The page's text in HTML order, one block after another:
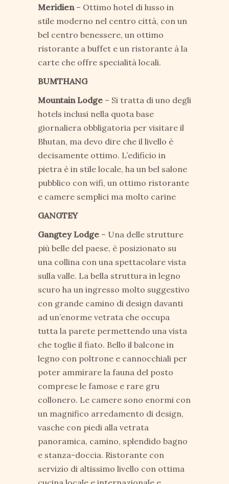
Meridien– Ottimo hotel di lusso in
stile moderno nel centro città, con un
bel centro benessere, un ottimo
ristorante a buffet e un ristorante à la
carte che offre specialità locali.
BUMTHANG
Mountain Lodge – Si tratta di uno degli
hotels inclusi nella quota base
giornaliera obbligatoria per visitare il
Bhutan, ma devo dire che il livello è
decisamente ottimo. L’edificio in
pietra è in stile locale, ha un bel salone
pubblico con wifi, un ottimo ristorante
e camere semplici ma molto carine
GANGTEY
Gangtey Lodge – Una delle strutture
più belle del paese, è posizionato su
una collina con una spettacolare vista
sulla valle. La bella struttura in legno
scuro ha un ingresso molto suggestivo
con grande camino di design davanti
ad un’enorme vetrata che occupa
tutta la parete permettendo una vista
che toglie il fiato. Bello il balcone in
legno con poltrone e cannocchiali per
poter ammirare la fauna del posto
comprese le famose e rare gru
collonero. Le camere sono enormi con
un magnifico arredamento di design,
vasche con piedi alla vetrata
panoramica, camino, splendido bagno
e stanza-doccia. Ristorante con
servizio di altissimo livello con ottima